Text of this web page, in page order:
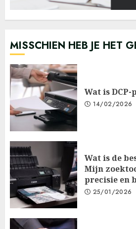
MISSCHIEN HEB JE HET
Wat is
14/02/2026
Wat is de
Mijn
precisie en
25/01/2026